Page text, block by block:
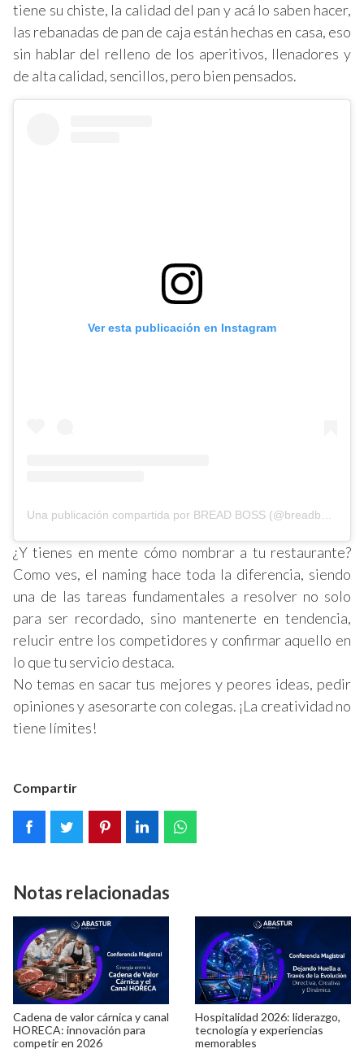
tiene su chiste, la calidad del pan y acá lo saben hacer,
las rebanadas de pan de caja están hechas en casa, eso
sin hablar del relleno de los aperitivos, llenadores y
de alta calidad, sencillos, pero bien pensados.
Ver esta publicación en Instagram
Una publicación compartida por BREAD BOSS (@breadbossmx)
¿Y tienes en mente cómo nombrar a tu restaurante?
Como ves, el naming hace toda la diferencia, siendo
una de las tareas fundamentales a resolver no solo
para ser recordado, sino mantenerte en tendencia,
relucir entre los competidores y confirmar aquello en
lo que tu servicio destaca.
No temas en sacar tus mejores y peores ideas, pedir
opiniones y asesorarte con colegas. ¡La creatividad no
tiene límites!
Compartir
Notas relacionadas
Cadena de valor cárnica y canal
HORECA: innovación para
competir en 2026
Hospitalidad 2026: liderazgo,
tecnología y experiencias
memorables